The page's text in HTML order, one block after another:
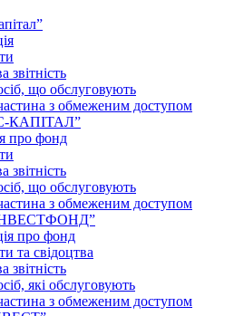
звітність
що обслуговують
з обмеженим доступом
КАПІТАЛ”
про фонд
звітність
що обслуговують
з обмеженим доступом
про фонд
та свідоцтва
звітність
які обслуговують
з обмеженим доступом